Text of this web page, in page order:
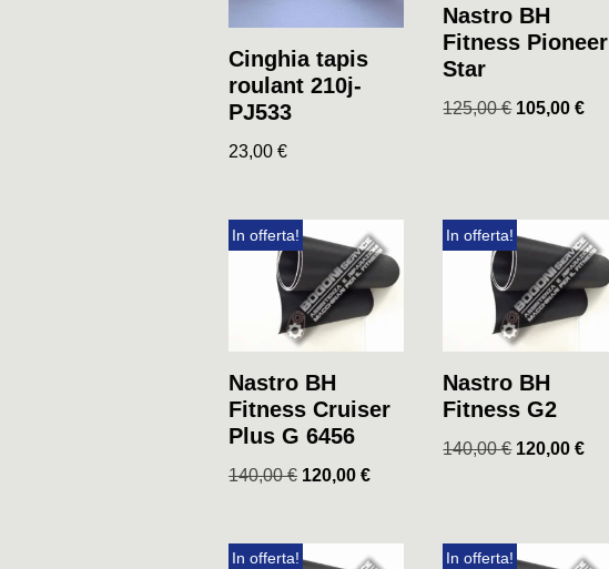
Cinghia tapis
roulant 210j-
PJ533
23,00€
Nastro BH
Fitness Pioneer
Star
125,00€ 105,00€
In offerta!
Nastro BH
Fitness Cruiser
Plus G 6456
140,00€ 120,00€
In offerta!
Nastro BH
Fitness G2
140,00€ 120,00€
In offerta! In offerta!